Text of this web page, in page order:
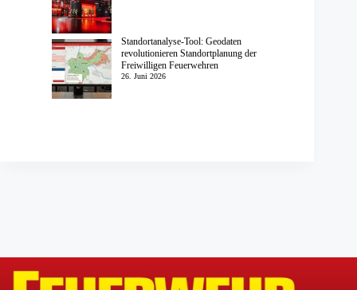
Standortanalyse-Tool: Geodaten
revolutionieren Standortplanung der
Freiwilligen Feuerwehren
26. Juni 2026